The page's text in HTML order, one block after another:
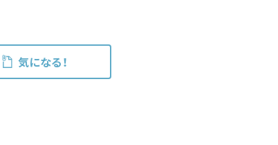
気になる！